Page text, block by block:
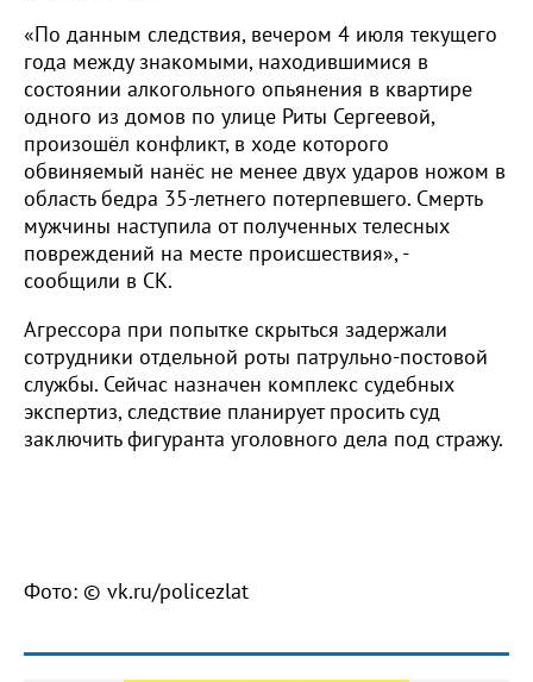
«По данным следствия, вечером 4 июля текущего
года между знакомыми, находившимися в
состоянии алкогольного опьянения в квартире
одного из домов по улице Риты Сергеевой,
произошёл конфликт, в ходе которого
обвиняемый нанёс не менее двух ударов ножом в
область бедра 35-летнего потерпевшего. Смерть
мужчины наступила от полученных телесных
повреждений на месте происшествия», -
сообщили в СК.
Агрессора при попытке скрыться задержали
сотрудники отдельной роты патрульно-постовой
службы. Сейчас назначен комплекс судебных
экспертиз, следствие планирует просить суд
заключить фигуранта уголовного дела под стражу.
Фото: © vk.ru/policezlat